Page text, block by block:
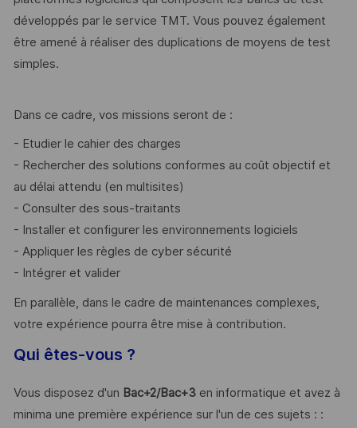
développés par le service TMT. Vous pouvez également
être amené à réaliser des duplications de moyens de test
simples.
Dans ce cadre, vos missions seront de :
- Etudier le cahier des charges
- Rechercher des solutions conformes au coût objectif et
au délai attendu (en multisites)
- Consulter des sous-traitants
- Installer et configurer les environnements logiciels
- Appliquer les règles de cyber sécurité
- Intégrer et valider
En parallèle, dans le cadre de maintenances complexes,
votre expérience pourra être mise à contribution.
Qui êtes-vous ?
Vous disposez d'un Bac+2/Bac+3 en informatique et avez à
minima une première expérience sur l'un de ces sujets : :